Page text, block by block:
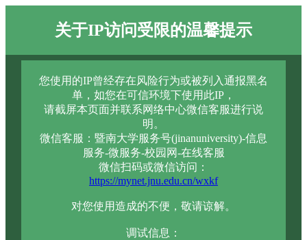
关于IP访问受限的温馨提示
您使用的IP曾经存在风险行为或被列入通报黑名
单，如您在可信环境下使用此IP，
请截屏本页面并联系网络中心微信客服进行说
明。
微信客服：暨南大学服务号(jinanuniversity)-信息
服务-微服务-校园网-在线客服
微信扫码或微信访问：
https://mynet.jnu.edu.cn/wxkf
对您使用造成的不便，敬请谅解。
调试信息：